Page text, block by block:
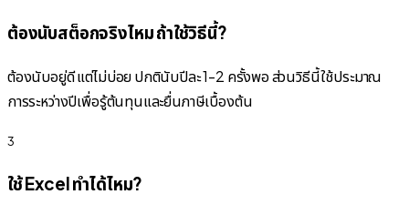
ต้องนับสต็อกจริงไหม ถ้าใช้วิธีนี้?
ต้องนับอยู่ดี แต่ไม่บ่อย ปกตินับปีละ 1-2 ครั้งพอ ส่วนวิธีนี้ใช้ประมาณ
การระหว่างปีเพื่อรู้ต้นทุนและยื่นภาษีเบื้องต้น
3
ใช้ Excel ทำได้ไหม?